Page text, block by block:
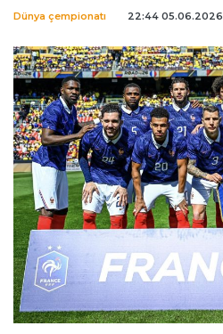
Dünya çempionatı 22:44 05.06.2026